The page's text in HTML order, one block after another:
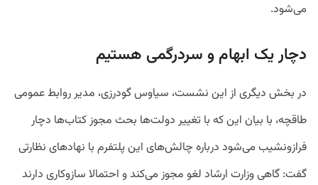
می‌شود.
دچار یک ابهام و سردرگمی هستیم
در بخش دیگری از این نشست، سیاوس گودرزی، مدیر روابط عمومی
طاقچه، با بیان این که با تغییر دولت‌ها بحث مجوز کتاب‌ها دچار
فرازونشیب می‌‌شود درباره چالش‌های این پلتفرم با نهادهای نظارتی
گفت: گاهی وزارت ارشاد لغو مجوز می‌کند و احتمالا سازوکاری دارند